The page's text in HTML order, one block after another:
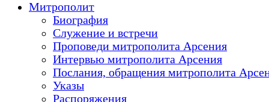
Митрополит
Биография
Служение и встречи
Проповеди митрополита Арсения
Интервью митрополита Арсения
Послания, обращения митрополита
Указы
Распоряжения